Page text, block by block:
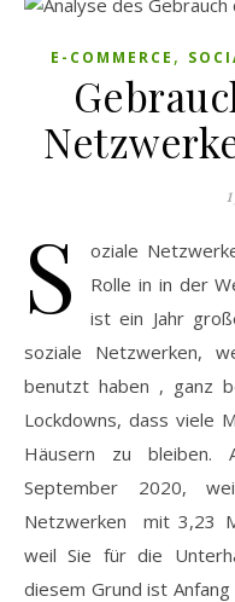
E-COMMERCE ,
S
oziale
Rolle in in der
ist ein Jahr
soziale Netzwerken,
benutzt haben , ganz
Lockdowns, dass viele
Häusern zu bleiben.
September 2020,
Netzwerken mit 3,23
weil Sie für die
diesem Grund ist